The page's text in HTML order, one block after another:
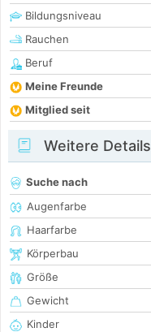
Bildungsniveau
Rauchen
Beruf
Meine Freunde
Mitglied seit
Weitere Details
Suche nach
Augenfarbe
Haarfarbe
Körperbau
Größe
Gewicht
Kinder